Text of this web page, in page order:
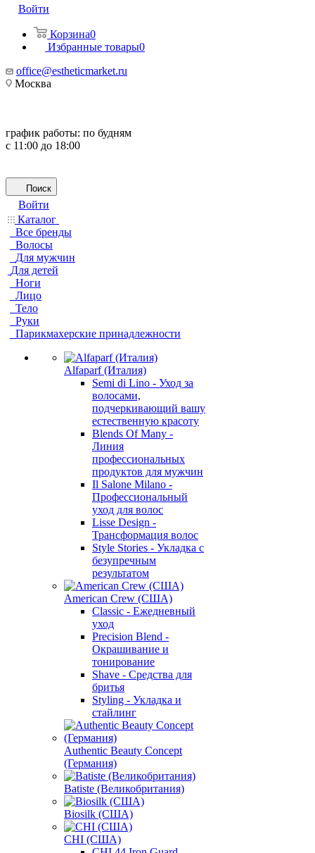
Войти
Корзина0
Избранные товары0
office@estheticmarket.ru
Москва
график работы: по будням
с 11:00 до 18:00
Поиск
Войти
Каталог
Все бренды
Волосы
Для мужчин
Для детей
Ноги
Лицо
Тело
Руки
Парикмахерские принадлежности
Alfaparf (Италия)
Semi di Lino - Уход за
волосами,
подчеркивающий вашу
естественную красоту
Blends Of Many -
Линия
профессиональных
продуктов для мужчин
Il Salone Milano -
Профессиональный
уход для волос
Lisse Design -
Трансформация волос
Style Stories - Укладка с
безупречным
результатом
American Crew (США)
Classic - Ежедневный
уход
Precision Blend -
Окрашивание и
тонирование
Shave - Средства для
бритья
Styling - Укладка и
стайлинг
Authentic Beauty Concept
(Германия)
Batiste (Великобритания)
Biosilk (США)
CHI (США)